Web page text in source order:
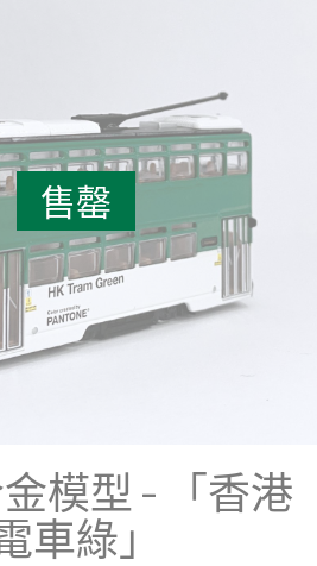
售罄
金模型 - 「香港
車綠」